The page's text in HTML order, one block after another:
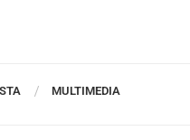
MULTIMEDIA